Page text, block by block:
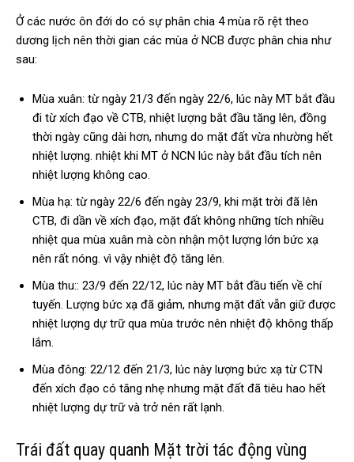
Ở các nước ôn đới do có sự phân chia 4 mùa rõ rệt theo
dương lịch nên thời gian các mùa ở NCB được phân chia như
sau:
Mùa xuân: từ ngày 21/3 đến ngày 22/6, lúc này MT bắt đầu
đi từ xích đạo về CTB, nhiệt lượng bắt đầu tăng lên, đồng
thời ngày cũng dài hơn, nhưng do mặt đất vừa nhường hết
nhiệt lượng. nhiệt khi MT ở NCN lúc này bắt đầu tích nên
nhiệt lượng không cao.
Mùa hạ: từ ngày 22/6 đến ngày 23/9, khi mặt trời đã lên
CTB, đi dần về xích đạo, mặt đất không những tích nhiều
nhiệt qua mùa xuân mà còn nhận một lượng lớn bức xạ
nên rất nóng. vì vậy nhiệt độ tăng lên.
Mùa thu:: 23/9 đến 22/12, lúc này MT bắt đầu tiến về chí
tuyến. Lượng bức xạ đã giảm, nhưng mặt đất vẫn giữ được
nhiệt lượng dự trữ qua mùa trước nên nhiệt độ không thấp
lắm.
Mùa đông: 22/12 đến 21/3, lúc này lượng bức xạ từ CTN
đến xích đạo có tăng nhẹ nhưng mặt đất đã tiêu hao hết
nhiệt lượng dự trữ và trở nên rất lạnh.
Trái đất quay quanh Mặt trời tác động vùng